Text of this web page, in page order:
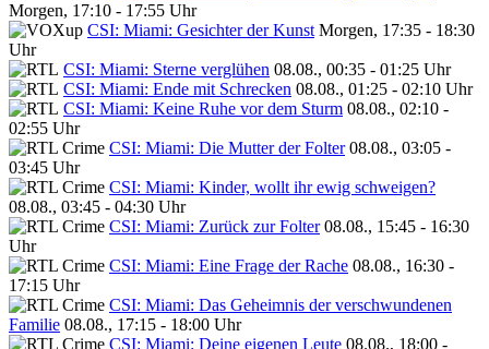
Morgen, 17:10 - 17:55 Uhr
CSI: Miami: Gesichter der Kunst Morgen, 17:35 - 18:30
Uhr
CSI: Miami: Sterne verglühen 08.08., 00:35 - 01:25 Uhr
CSI: Miami: Ende mit Schrecken 08.08., 01:25 - 02:10 Uhr
CSI: Miami: Keine Ruhe vor dem Sturm 08.08., 02:10 -
02:55 Uhr
CSI: Miami: Die Mutter der Folter 08.08., 03:05 -
03:45 Uhr
CSI: Miami: Kinder, wollt ihr ewig schweigen?
08.08., 03:45 - 04:30 Uhr
CSI: Miami: Zurück zur Folter 08.08., 15:45 - 16:30
Uhr
CSI: Miami: Eine Frage der Rache 08.08., 16:30 -
17:15 Uhr
CSI: Miami: Das Geheimnis der verschwundenen
Familie 08.08., 17:15 - 18:00 Uhr
CSI: Miami: Deine eigenen Leute 08.08., 18:00 -